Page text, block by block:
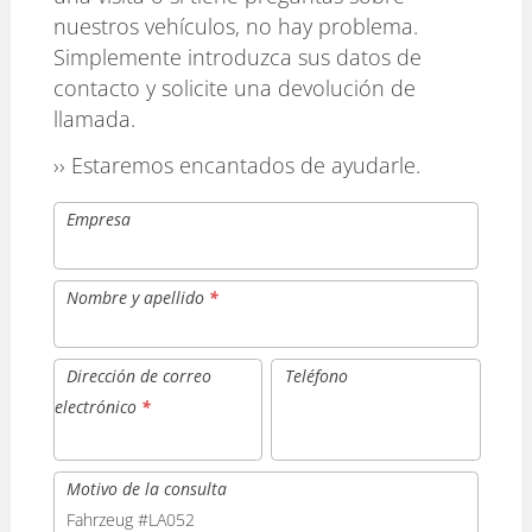
nuestros vehículos, no hay problema.
Simplemente introduzca sus datos de
contacto y solicite una devolución de
llamada.
›› Estaremos encantados de ayudarle.
Empresa
Nombre y apellido *
Dirección de correo
electrónico *
Teléfono
Motivo de la consulta